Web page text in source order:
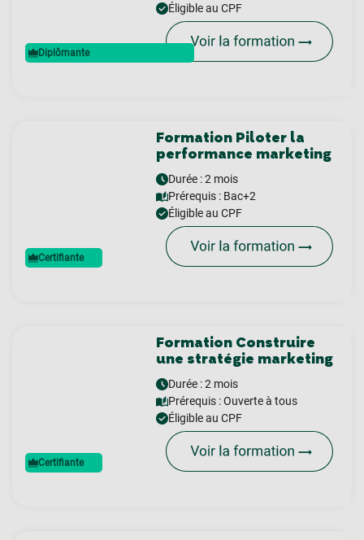
Diplômante
Éligible au CPF
Certifiante
Formation Piloter la
performance marketing
Durée : 2 mois
Prérequis : Bac+2
Éligible au CPF
Certifiante
Formation Construire
une stratégie marketing
Durée : 2 mois
Prérequis :Ouverte à tous
Éligible au CPF